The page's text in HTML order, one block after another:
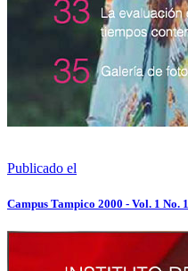
Publicado el
Campus Tampico 2000 - Vol. 1 No. 1